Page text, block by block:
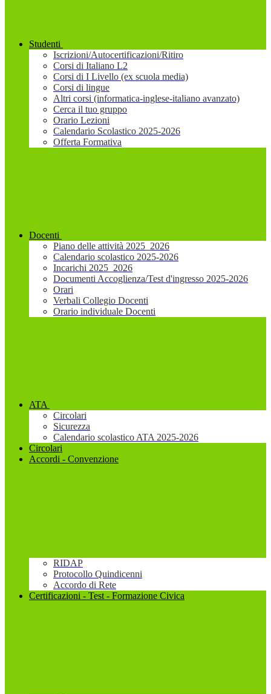
Studenti
Iscrizioni/Autocertificazioni/Ritiro
Corsi di Italiano L2
Corsi di I Livello (ex scuola media)
Corsi di lingue
Altri corsi (informatica-inglese-italiano avanzato)
Cerca il tuo gruppo
Orario Lezioni
Calendario Scolastico 2025-2026
Offerta Formativa
Docenti
Piano delle attività 2025_2026
Calendario scolastico 2025-2026
Incarichi 2025_2026
Documenti Accoglienza/Test d'ingresso 2025-2026
Orari
Verbali Collegio Docenti
Orario individuale Docenti
ATA
Circolari
Sicurezza
Calendario scolastico ATA 2025-2026
Circolari
Accordi - Convenzione
RIDAP
Protocollo Quindicenni
Accordo di Rete
Certificazioni - Test - Formazione Civica